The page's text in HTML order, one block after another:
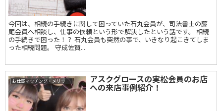
今回は、相続の手続きに関して困っていた石丸会員が、司法書士の藤
尾会員へ相談し、仕事の依頼という形で解決したという話です。 相続
の手続きで困った！？ 石丸会員も突然の事で、いきなり起こきてしま
った相続問題。 守成佐賀...
お仕事マッチング・メリット事例 アスクグロースの実松会員のお店
への来店事例紹介！